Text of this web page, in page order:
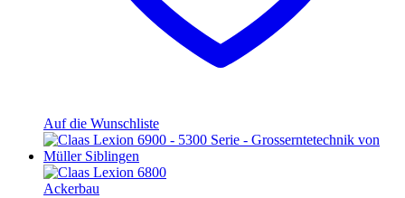
Auf die Wunschliste
Ackerbau